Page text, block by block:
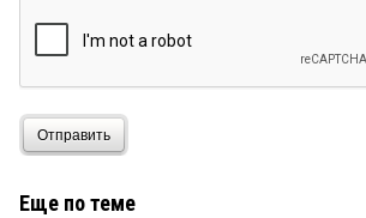
Отправить
Еще по теме